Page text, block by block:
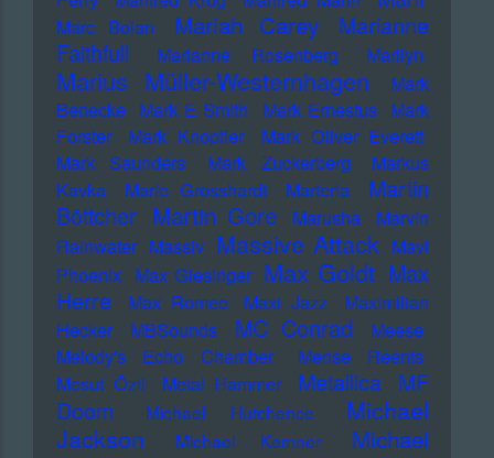
Marc Bolan Mariah Carey
Marianne
Faithfull
Marianne Rosenberg Marilyn
Marius Müller-Westernhagen
Mark
Benecke Mark E Smith Mark Ernestus Mark
Forster
Mark Knopfler
Mark Oliver Everett
Mark Saunders
Mark Zuckerberg
Markus
Kavka
Marlo Grosshardt Marteria
Martin
Böttcher Martin Gore Marusha
Marvin
Rainwater Massiv Massive Attack Mavi
Phoenix Max Giesinger Max Goldt Max
Herre
Max Romeo Maxi Jazz
Maximilian
Hecker
MBSounds MC Conrad
Meese
Melody's Echo Chamber
Mense Reents
Mesut Özil
Metal Hammer Metallica MF
Doom
Michael Hutchence
Michael
Jackson
Michael Kemner
Michael